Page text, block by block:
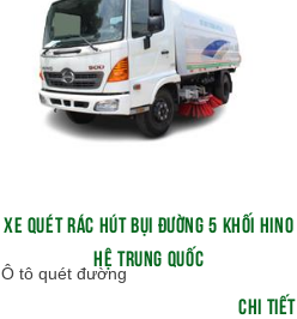
XE QUÉT RÁC HÚT BỤI ĐƯỜNG 5 KHỐI HINO
HỆ TRUNG QUỐC
Ô tô quét đường
CHI TIẾT